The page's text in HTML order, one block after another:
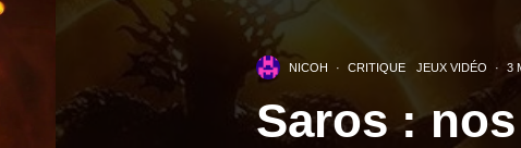
NICOH · CRITIQUE JEUX VIDÉO · 3
Saros :